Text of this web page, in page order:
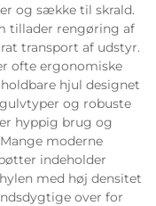
og sække til skrald.
tillader rengøring af
transport af udstyr.
ofte ergonomiske
hjul designet
og robuste
hyppig brug og
moderne
indeholder
med høj densitet
over for